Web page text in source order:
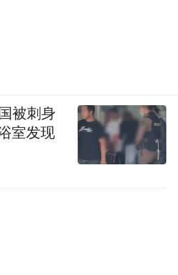
被刺身
室发现